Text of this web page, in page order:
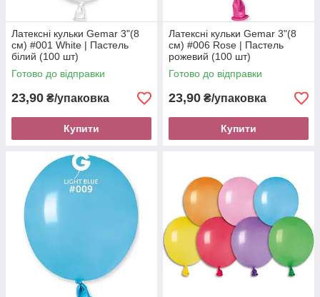
Латексні кульки Gemar 3"(8
см) #001 White | Пастель
білий (100 шт)
Готово до відправки
23,90 ₴/упаковка
Купити
Латексні кульки Gemar 3"(8
см) #006 Rose | Пастель
рожевий (100 шт)
Готово до відправки
23,90 ₴/упаковка
Купити